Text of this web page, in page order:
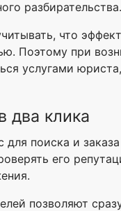
разбирательства.
что
Поэтому при
услугами
два клика
поиска и
его
позволяют